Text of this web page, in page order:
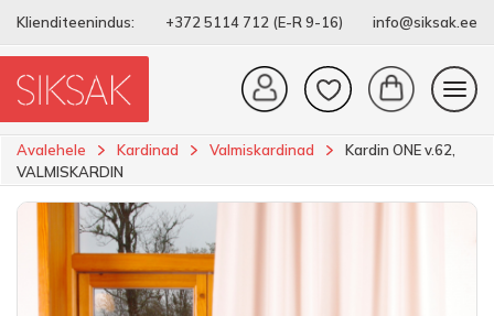
Klienditeenindus: +372 5114 712 (E-R 9-16) info@siksak.ee
Avalehele Kardinad Valmiskardinad
Kardin ONE v.62,
VALMISKARDIN